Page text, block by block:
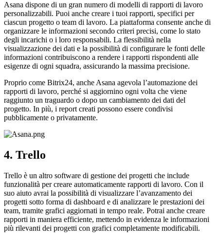
Asana dispone di un gran numero di modelli di rapporti di lavoro
personalizzabili. Puoi anche creare i tuoi rapporti, specifici per
ciascun progetto o team di lavoro. La piattaforma consente anche di
organizzare le informazioni secondo criteri precisi, come lo stato
degli incarichi o i loro responsabili. La flessibilità nella
visualizzazione dei dati e la possibilità di configurare le fonti delle
informazioni contribuiscono a rendere i rapporti rispondenti alle
esigenze di ogni squadra, assicurando la massima precisione.
Proprio come Bitrix24, anche Asana agevola l’automazione dei
rapporti di lavoro, perché si aggiornino ogni volta che viene
raggiunto un traguardo o dopo un cambiamento dei dati del
progetto. In più, i report creati possono essere condivisi
pubblicamente o privatamente.
4. Trello
Trello è un altro software di gestione dei progetti che include
funzionalità per creare automaticamente rapporti di lavoro. Con il
suo aiuto avrai la possibilità di visualizzare l’avanzamento dei
progetti sotto forma di dashboard e di analizzare le prestazioni dei
team, tramite grafici aggiornati in tempo reale. Potrai anche creare
rapporti in maniera efficiente, mettendo in evidenza le informazioni
più rilevanti dei progetti con grafici completamente modificabili.